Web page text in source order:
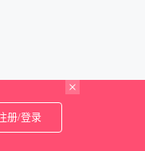
册/登录